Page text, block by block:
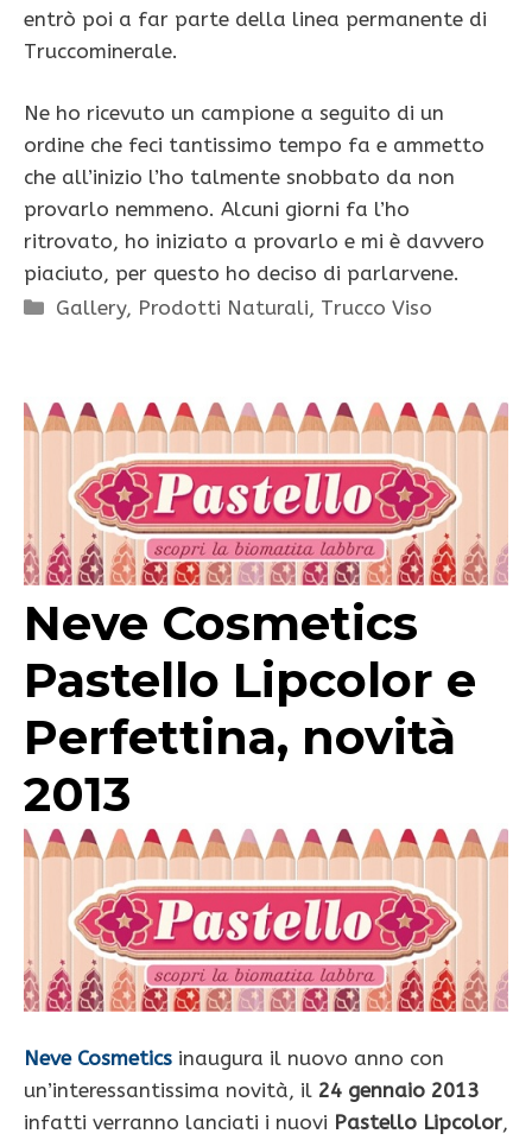
entrò poi a far parte della linea permanente di
Truccominerale.
Ne ho ricevuto un campione a seguito di un
ordine che feci tantissimo tempo fa e ammetto
che all’inizio l’ho talmente snobbato da non
provarlo nemmeno. Alcuni giorni fa l’ho
ritrovato, ho iniziato a provarlo e mi è davvero
piaciuto, per questo ho deciso di parlarvene.
Categorie
Gallery, Prodotti Naturali, Trucco Viso
Neve Cosmetics
Pastello Lipcolor e
Perfettina, novità
2013
Neve Cosmetics inaugura il nuovo anno con
un’interessantissima novità, il 24 gennaio 2013
infatti verranno lanciati i nuovi Pastello Lipcolor,